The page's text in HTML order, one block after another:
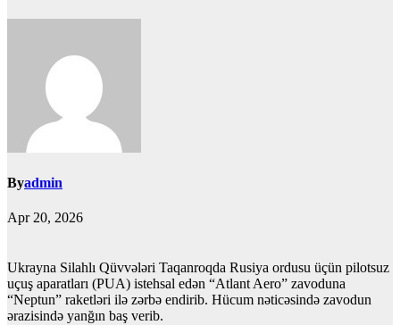
Byadmin
Apr 20, 2026
Ukrayna Silahlı Qüvvələri Taqanroqda Rusiya ordusu üçün pilotsuz
uçuş aparatları (PUA) istehsal edən “Atlant Aero” zavoduna
“Neptun” raketləri ilə zərbə endirib. Hücum nəticəsində zavodun
ərazisində yanğın baş verib.